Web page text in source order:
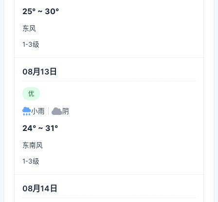
25° ~ 30°
东风
1-3级
08月13日
优
小雨 阴
24° ~ 31°
东南风
1-3级
08月14日